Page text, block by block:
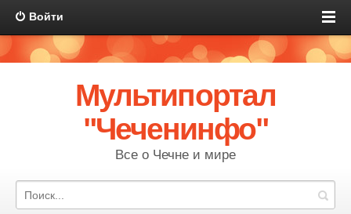
Войти
Мультипортал
"Чеченинфо"
Все о Чечне и мире